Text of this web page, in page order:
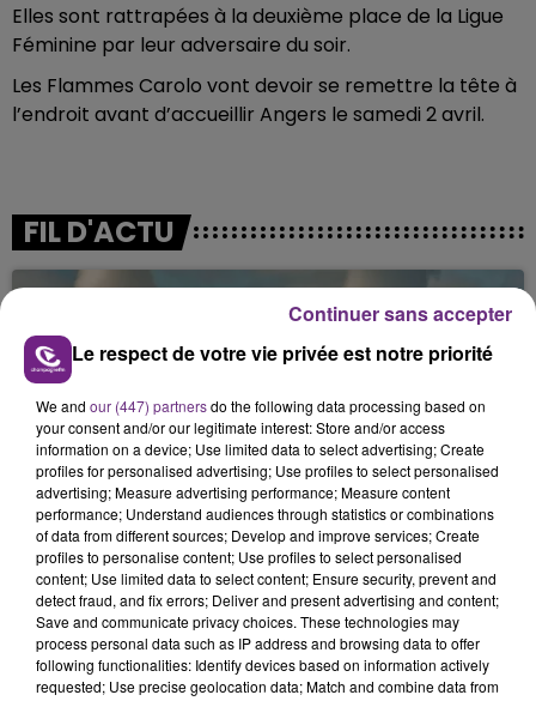
Elles sont rattrapées à la deuxième place de la Ligue
Féminine par leur adversaire du soir.
Les Flammes Carolo vont devoir se remettre la tête à
l’endroit avant d’accueillir Angers le samedi 2 avril.
FIL D'ACTU
11h37
LA CENTRALE NUCLÉAIRE DE CHOOZ
TOUJOURS À L'ARRÊT
Cela fait déjà une semaine que la centrale
nucléaire ardennaise est à l'arrêt. Une situation
justifiée par la sécheresse intense qui est toujours
présente.
Le respect de votre vie privée est notre priorité
We and our (447) partnersdo the following data processing based on
your consent and/or our legitimate interest: Store and/or access
information on a device; Use limited data to select advertising; Create
profiles for personalised advertising; Use profiles to select personalised
advertising; Measure advertising performance; Measure content
performance; Understand audiences through statistics or combinations
of data from different sources; Develop and improve services; Create
profiles to personalise content; Use profiles to select personalised
content; Use limited data to select content; Ensure security, prevent and
detect fraud, and fix errors; Deliver and present advertising and content;
Save and communicate privacy choices. These technologies may
process personal data such as IP address and browsing data to offer
following functionalities: Identify devices based on information actively
requested; Use precise geolocation data; Match and combine data from
Continuer sans accepter